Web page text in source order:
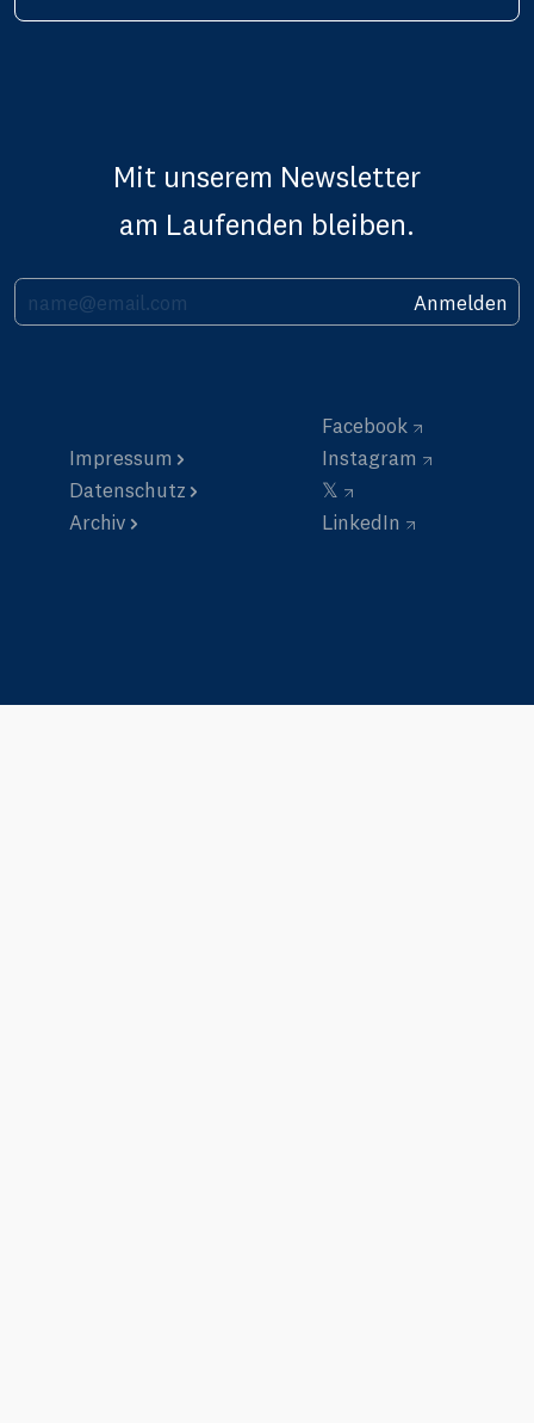
Mit unserem Newsletter
am Laufenden bleiben.
Ihre E-Mail Adresse Anmelden
Impressum
Datenschutz
Archiv
Facebook
Instagram
𝕏
LinkedIn